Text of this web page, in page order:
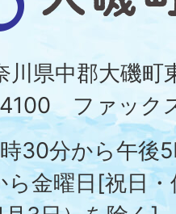
磯
町
川県中郡大磯
ファック
30分から午後
ら金曜日[祝日